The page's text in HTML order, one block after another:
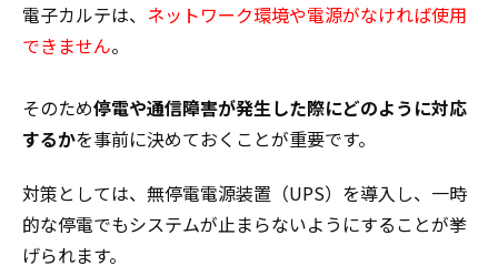
電子カルテは、 ネットワーク環境や電源がなければ使用
できません。
そのため停電や通信障害が発生した際にどのように対応
するかを事前に決めておくことが重要です。
対策としては、無停電電源装置（UPS）を導入し、一時
的な停電でもシステムが止まらないようにすることが挙
げられます。